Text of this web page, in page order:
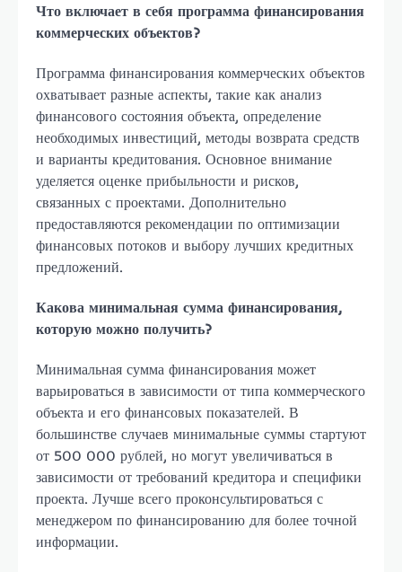
Что включает в себя программа финансирования
коммерческих объектов?
Программа финансирования коммерческих объектов
охватывает разные аспекты, такие как анализ
финансового состояния объекта, определение
необходимых инвестиций, методы возврата средств
и варианты кредитования. Основное внимание
уделяется оценке прибыльности и рисков,
связанных с проектами. Дополнительно
предоставляются рекомендации по оптимизации
финансовых потоков и выбору лучших кредитных
предложений.
Какова минимальная сумма финансирования,
которую можно получить?
Минимальная сумма финансирования может
варьироваться в зависимости от типа коммерческого
объекта и его финансовых показателей. В
большинстве случаев минимальные суммы стартуют
от 500 000 рублей, но могут увеличиваться в
зависимости от требований кредитора и специфики
проекта. Лучше всего проконсультироваться с
менеджером по финансированию для более точной
информации.